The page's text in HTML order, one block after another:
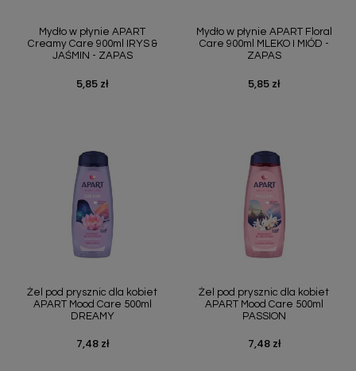
Mydło w płynie APART
Creamy Care 900ml IRYS &
JAŚMIN - ZAPAS
Cena
5,85 zł
Mydło w płynie APART Floral
Care 900ml MLEKO I MIÓD -
ZAPAS
Cena
5,85 zł
Żel pod prysznic dla kobiet
APART Mood Care 500ml
DREAMY
Cena
7,48 zł
Żel pod prysznic dla kobiet
APART Mood Care 500ml
PASSION
Cena
7,48 zł